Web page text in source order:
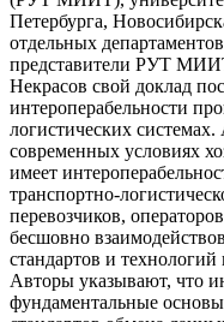
Петербурга,
отдельных
представители РУТ
Некрасов свой доклад
интероперабельности
логистических
современных условиях
имеет
транспортно-
перевозчиков,
бесшовно
стандартов и
Авторы указывают, что
фундаментальные